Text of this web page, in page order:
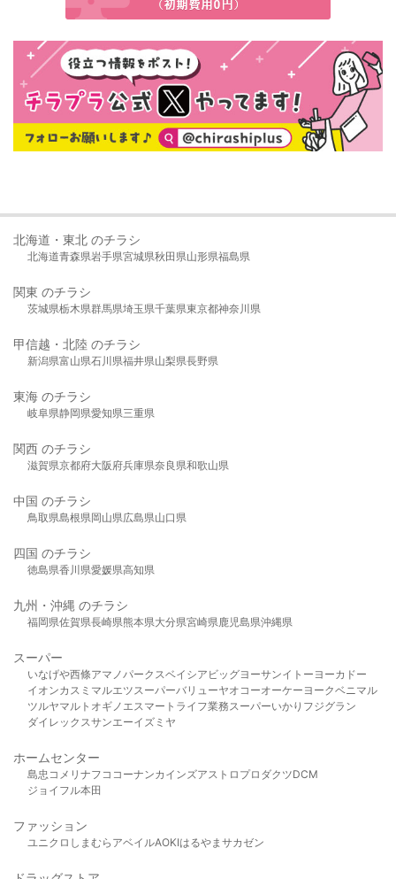
北海道・東北 のチラシ
北海道青森県岩手県宮城県秋田県山形県福島県
関東 のチラシ
茨城県栃木県群馬県埼玉県千葉県東京都神奈川県
甲信越・北陸 のチラシ
新潟県富山県石川県福井県山梨県長野県
東海 のチラシ
岐阜県静岡県愛知県三重県
関西 のチラシ
滋賀県京都府大阪府兵庫県奈良県和歌山県
中国 のチラシ
鳥取県島根県岡山県広島県山口県
四国 のチラシ
徳島県香川県愛媛県高知県
九州・沖縄 のチラシ
福岡県佐賀県長崎県熊本県大分県宮崎県鹿児島県沖縄県
スーパー
いなげや西條アマノパークスベイシア ビッグヨーサンイトーヨーカドー
イオンカスミ マルエツスーパーバリューヤオコーオーケー ヨークベニマル
ツルヤマルト オギノ エスマート ライフ業務スーパーいかり フジグラン
ダイレックスサンエーイズミヤ
ホームセンター
島忠 コメリ ナフコ コーナンカインズアストロプロダクツDCM
ジョイフル本田
ファッション
ユニクロ しまむら アベイルAOKIはるやま サカゼン